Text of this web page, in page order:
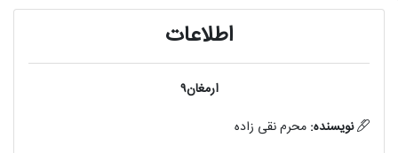
اطلاعات
ارمغان9
نویسنده: محرم نقی زاده